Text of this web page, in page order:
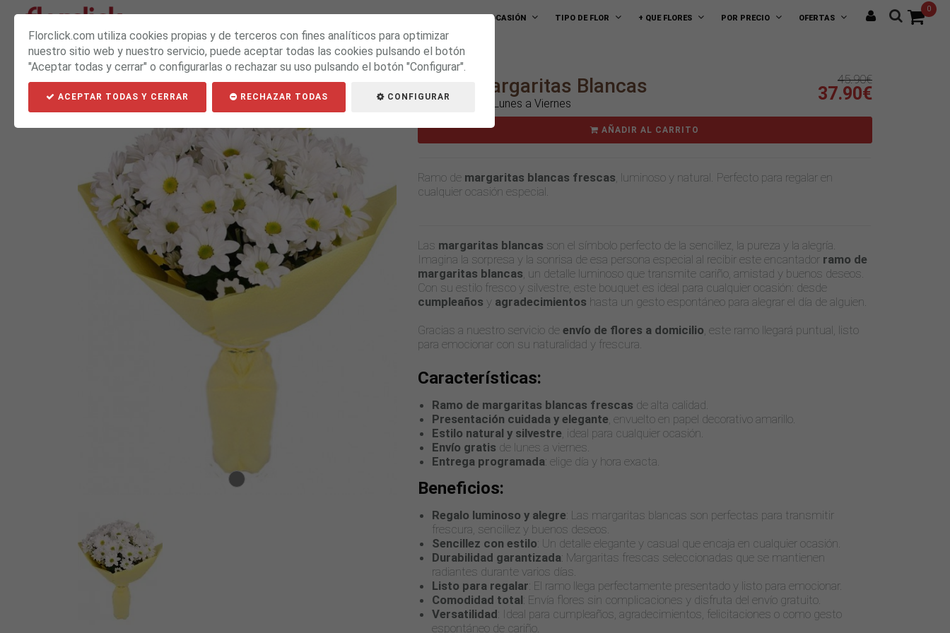
OCASIÓN TIPO DE FLOR + QUE FLORES POR PRECIO OFERTAS
0
Ramo Margaritas Blancas
Envío gratis de Lunes a Viernes
45.90€
37.90€
AÑADIR AL CARRITO
Ramo de margaritas blancas frescas, luminoso y natural. Perfecto para regalar en
cualquier ocasión especial.
Las margaritas blancas son el símbolo perfecto de la sencillez, la pureza y la alegría.
Imagina la sorpresa y la sonrisa de esa persona especial al recibir este encantador ramo de
margaritas blancas, un detalle luminoso que transmite cariño, amistad y buenos deseos.
Con su estilo fresco y silvestre, este bouquet es ideal para cualquier ocasión: desde
cumpleaños y agradecimientos hasta un gesto espontáneo para alegrar el día de alguien.
Gracias a nuestro servicio de envío de flores a domicilio, este ramo llegará puntual, listo
para emocionar con su naturalidad y frescura.
Características:
Ramo de margaritas blancas frescas de alta calidad.
Presentación cuidada y elegante, envuelto en papel decorativo amarillo.
Estilo natural y silvestre, ideal para cualquier ocasión.
Envío gratis de lunes a viernes.
Entrega programada: elige día y hora exacta.
Beneficios:
Regalo luminoso y alegre: Las margaritas blancas son perfectas para transmitir
frescura, sencillez y buenos deseos.
Sencillez con estilo: Un detalle elegante y casual que encaja en cualquier ocasión.
Durabilidad garantizada: Margaritas frescas seleccionadas que se mantienen
radiantes durante varios días.
Listo para regalar: El ramo llega perfectamente presentado y listo para emocionar.
Comodidad total: Envía flores sin complicaciones y disfruta del envío gratuito.
Versatilidad: Ideal para cumpleaños, agradecimientos, felicitaciones o como gesto
espontáneo de cariño.
Florclick.com utiliza cookies propias y de terceros con fines analíticos para optimizar
nuestro sitio web y nuestro servicio, puede aceptar todas las cookies pulsando el botón
"Aceptar todas y cerrar" o configurarlas o rechazar su uso pulsando el botón "Configurar".
ACEPTAR TODAS Y CERRAR RECHAZAR TODAS CONFIGURAR